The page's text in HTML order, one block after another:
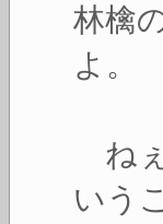
林檎
よ。
ね
いう